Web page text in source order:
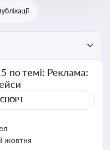
по темі: Реклама:
жовтня